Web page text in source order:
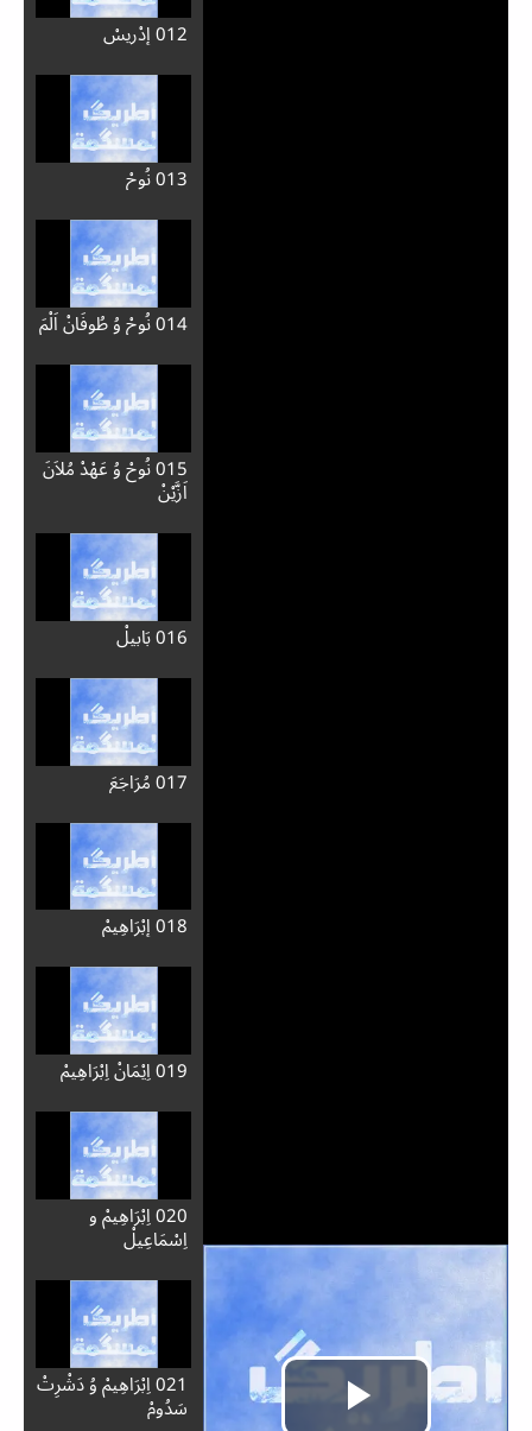
012 إدْرِيسْ
013 نُوحْ
014 نُوحْ وُ طُوفَانْ اَلْمَ
015 نُوحْ وُ عَهْدْ مُلاَنَ
اَزَّيْنْ
016 بَابِيلْ
017 مُرَاجَعَ
018 إبْرَاهِيمْ
019 اِيْمَانْ اِبْرَاهِيمْ
020 اِبْرَاهِيمْ و
اِسْمَاعِيلْ
021 اِبْرَاهِيمْ وُ دَشْرِتْ
سَدُومْ